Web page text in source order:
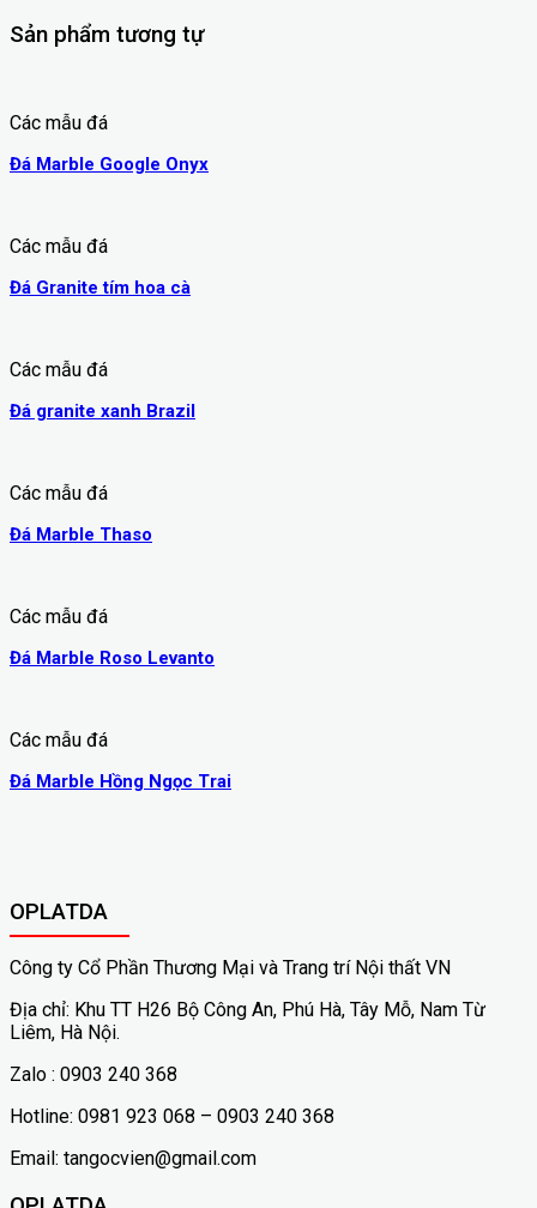
Sản phẩm tương tự
Các mẫu đá
Đá Marble Google Onyx
Các mẫu đá
Đá Granite tím hoa cà
Các mẫu đá
Đá granite xanh Brazil
Các mẫu đá
Đá Marble Thaso
Các mẫu đá
Đá Marble Roso Levanto
Các mẫu đá
Đá Marble Hồng Ngọc Trai
OPLATDA
Công ty Cổ Phần Thương Mại và Trang trí Nội thất VN
Địa chỉ: Khu TT H26 Bộ Công An, Phú Hà, Tây Mỗ, Nam Từ
Liêm, Hà Nội.
Zalo : 0903 240 368
Hotline: 0981 923 068 – 0903 240 368
Email: tangocvien@gmail.com